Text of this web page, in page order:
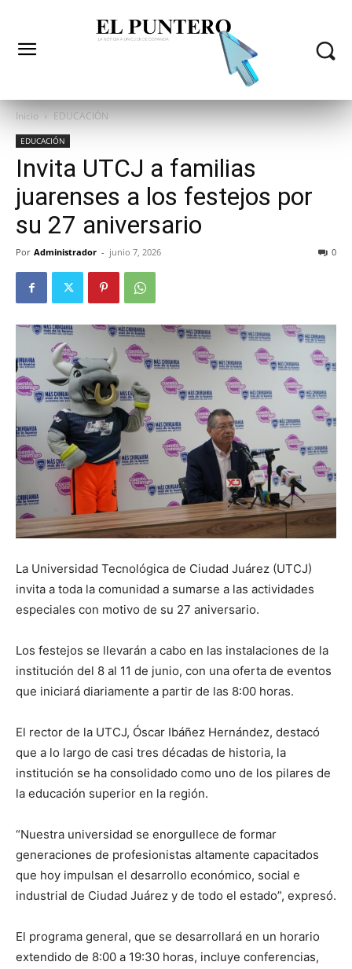
Inicio EDUCACIÓN
EDUCACIÓN
Invita UTCJ a familias
juarenses a los festejos por
su 27 aniversario
Por Administrador - junio 7, 2026 0
La Universidad Tecnológica de Ciudad Juárez (UTCJ)
invita a toda la comunidad a sumarse a las actividades
especiales con motivo de su 27 aniversario.
Los festejos se llevarán a cabo en las instalaciones de la
institución del 8 al 11 de junio, con una oferta de eventos
que iniciará diariamente a partir de las 8:00 horas.
El rector de la UTCJ, Óscar Ibáñez Hernández, destacó
que a lo largo de casi tres décadas de historia, la
institución se ha consolidado como uno de los pilares de
la educación superior en la región.
“Nuestra universidad se enorgullece de formar
generaciones de profesionistas altamente capacitados
que hoy impulsan el desarrollo económico, social e
industrial de Ciudad Juárez y de todo el estado”, expresó.
El programa general, que se desarrollará en un horario
extendido de 8:00 a 19:30 horas, incluye conferencias,